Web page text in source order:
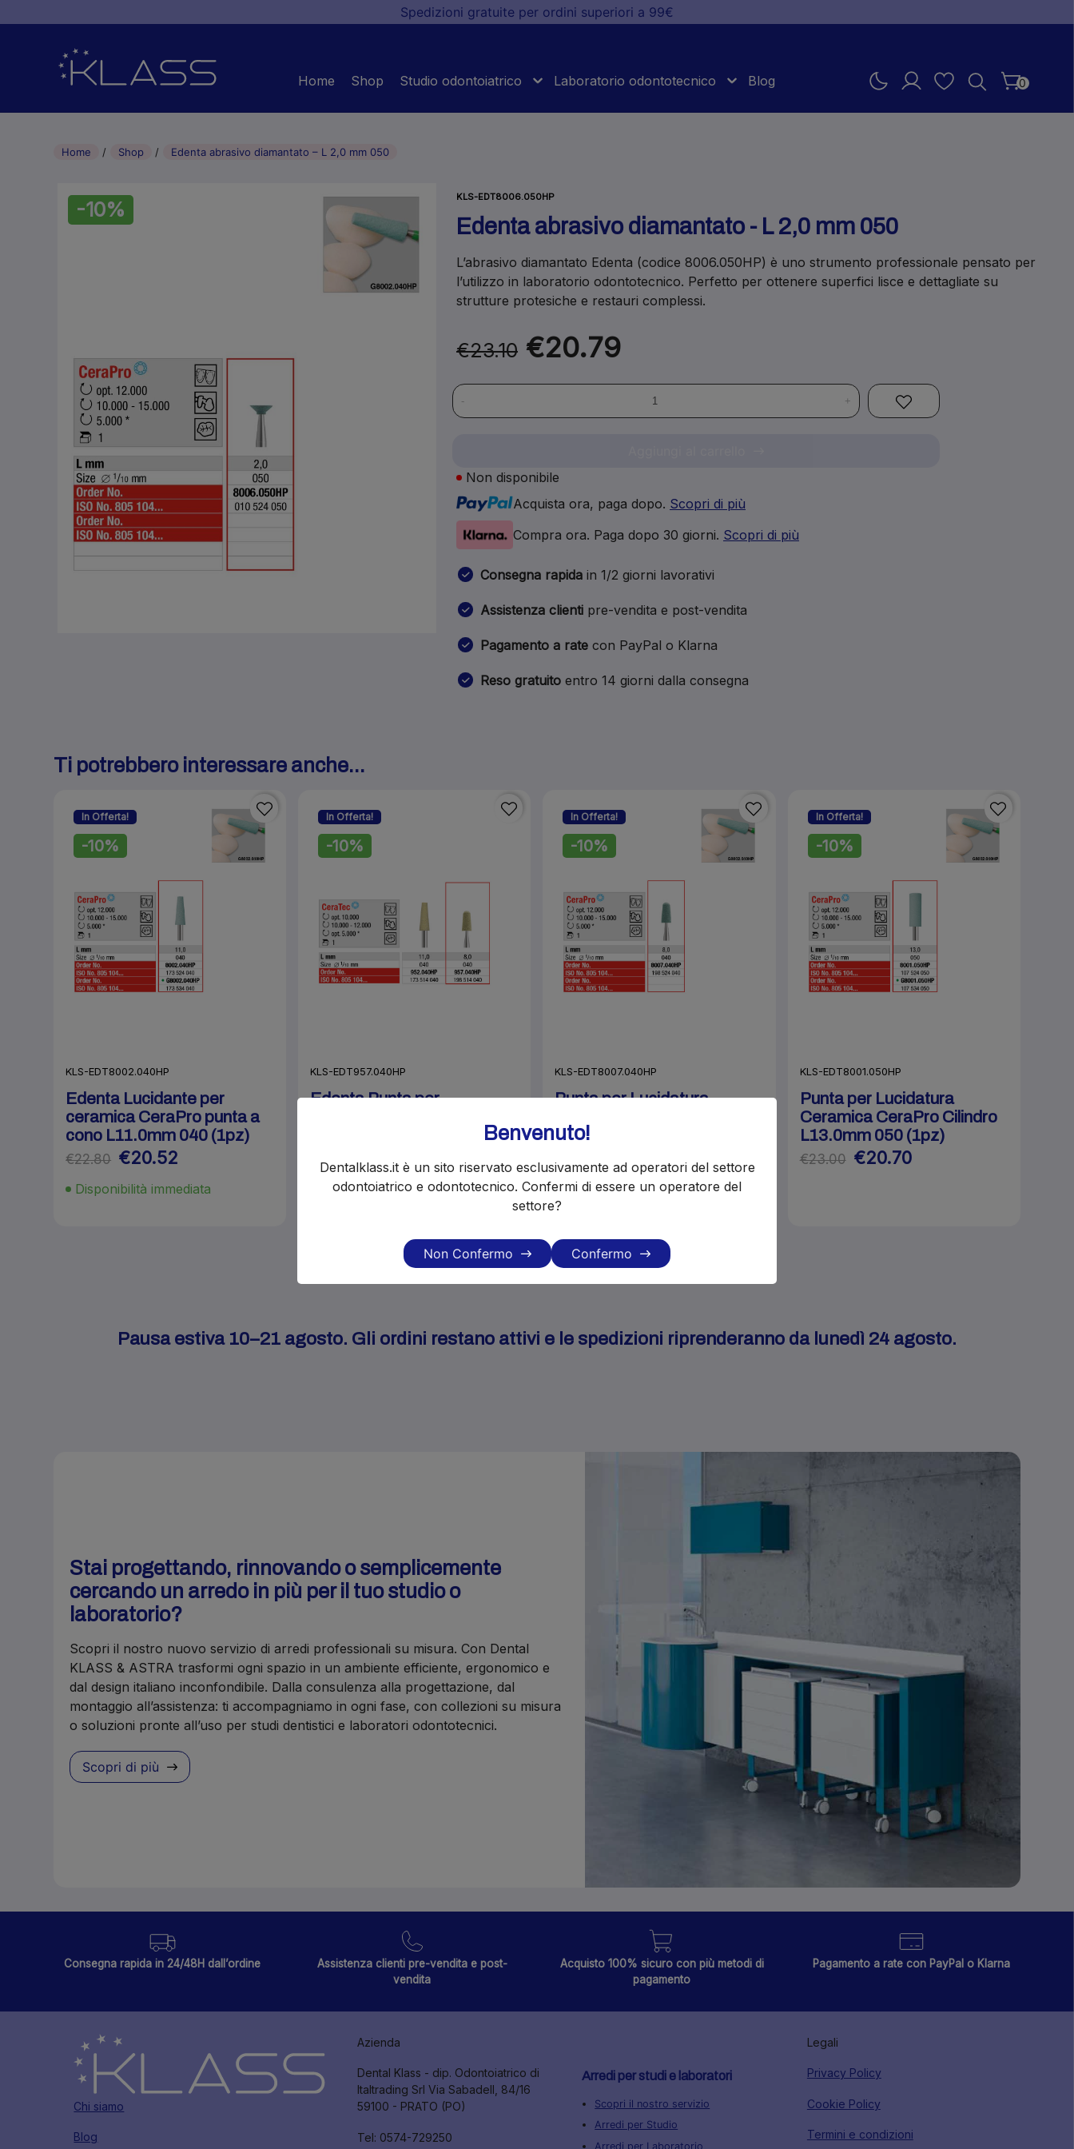
Spedizioni gratuite per ordini superiori a 99€
Home Shop Studio odontoiatrico Laboratorio odontotecnico Blog 0
Home Shop Edenta abrasivo diamantato – L 2,0 mm 050
-10%
KLS-EDT8006.050HP
Edenta abrasivo diamantato - L 2,0 mm 050
L’abrasivo diamantato Edenta (codice 8006.050HP) è uno strumento professionale pensato per
l’utilizzo in laboratorio odontotecnico. Perfetto per ottenere superfici lisce e dettagliate su
strutture protesiche e restauri complessi.
€23.10 €20.79
- +
Non disponibile
Acquista ora, paga dopo. Scopri di più
Compra ora. Paga dopo 30 giorni. Scopri di più
Consegna rapida in 1/2 giorni lavorativi
Assistenza clienti pre-vendita e post-vendita
Pagamento a rate con PayPal o Klarna
Reso gratuito entro 14 giorni dalla consegna
Ti potrebbero interessare anche...
In Offerta!
-10%
KLS-EDT8002.040HP
Edenta Lucidante per
ceramica CeraPro punta a
cono L11.0mm 040 (1pz)
€22.80 €20.52
Disponibilità immediata
In Offerta!
-10%
KLS-EDT957.040HP
Edenta Punta per
CeraTec Punta Rotonda
€23.00 €20.70
In Offerta!
-10%
KLS-EDT8007.040HP
Punta per Lucidatura
Rotondo 040 (1)
€22.00 €19.80
Disponibilità immediata
In Offerta!
-10%
KLS-EDT8001.050HP
Punta per Lucidatura
Ceramica CeraPro Cilindro
L13.0mm 050 (1pz)
€23.00 €20.70
Pausa estiva 10–21 agosto. Gli ordini restano attivi e le spedizioni riprenderanno da lunedì 24 agosto.
Stai progettando, rinnovando o semplicemente
cercando un arredo in più per il tuo studio o
laboratorio?
Scopri il nostro nuovo servizio di arredi professionali su misura. Con Dental
KLASS & ASTRA trasformi ogni spazio in un ambiente efficiente, ergonomico e
dal design italiano inconfondibile. Dalla consulenza alla progettazione, dal
montaggio all’assistenza: ti accompagniamo in ogni fase, con collezioni su misura
o soluzioni pronte all’uso per studi dentistici e laboratori odontotecnici.
Scopri di più
Benvenuto!
Dentalklass.it è un sito riservato esclusivamente ad operatori del settore
odontoiatrico e odontotecnico. Confermi di essere un operatore del
settore?
Non Confermo Confermo
Consegna rapida in 24/48H dall’ordine
Assistenza clienti pre-vendita e post-
vendita
Acquisto 100% sicuro con più metodi di
pagamento
Pagamento a rate con PayPal o Klarna
Chi siamo
Blog
Azienda
Dental Klass - dip. Odontoiatrico di
Italtrading Srl Via Sabadell, 84/16
59100 - PRATO (PO)
Tel: 0574-729250
Arredi per studi e laboratori
Scopri il nostro servizio
Arredi per Studio
Arredi per Laboratorio
Legali
Privacy Policy
Cookie Policy
Termini e condizioni